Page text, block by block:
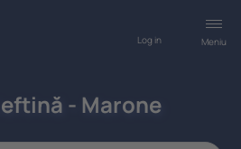
Meniu
Log in
- Marone